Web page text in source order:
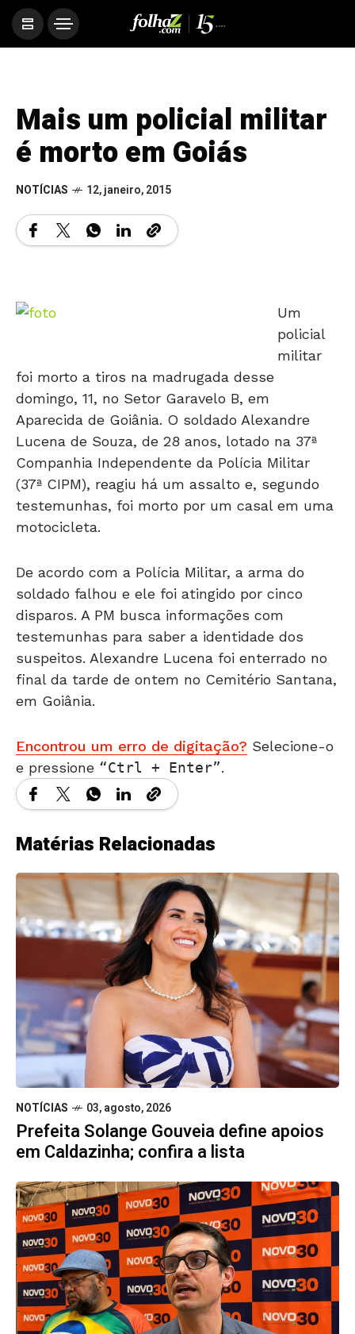
Mais um policial militar
é morto em Goiás
NOTÍCIAS 12, janeiro, 2015
Um
policial
militar
foi morto a tiros na madrugada desse
domingo, 11, no Setor Garavelo B, em
Aparecida de Goiânia. O soldado Alexandre
Lucena de Souza, de 28 anos, lotado na 37ª
Companhia Independente da Polícia Militar
(37ª CIPM), reagiu há um assalto e, segundo
testemunhas, foi morto por um casal em uma
motocicleta.
De acordo com a Polícia Militar, a arma do
soldado falhou e ele foi atingido por cinco
disparos. A PM busca informações com
testemunhas para saber a identidade dos
suspeitos. Alexandre Lucena foi enterrado no
final da tarde de ontem no Cemitério Santana,
em Goiânia.
Encontrou um erro de digitação? Selecione-o
e pressione
Ctrl + Enter .
Matérias Relacionadas
NOTÍCIAS 03, agosto, 2026
Prefeita Solange Gouveia define apoios
em Caldazinha; confira a lista